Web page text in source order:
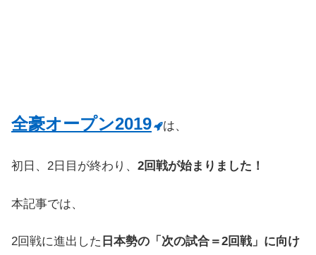
全豪オープン2019 は、
初日、2日目が終わり、 2回戦が始まりました！
本記事では、
2回戦に進出した 日本勢の「次の試合＝2回戦」に向け